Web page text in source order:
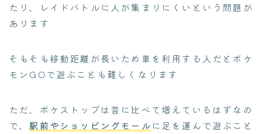
たり、レイドバトルに人が集まりにくいという問題が
あります
そもそも移動距離が長いため車を利用する人だとポケ
モンGOで遊ぶことも難しくなります
ただ、ポケストップは昔に比べて増えているはずなの
で、 駅前やショッピングモール に足を運んで遊ぶこと